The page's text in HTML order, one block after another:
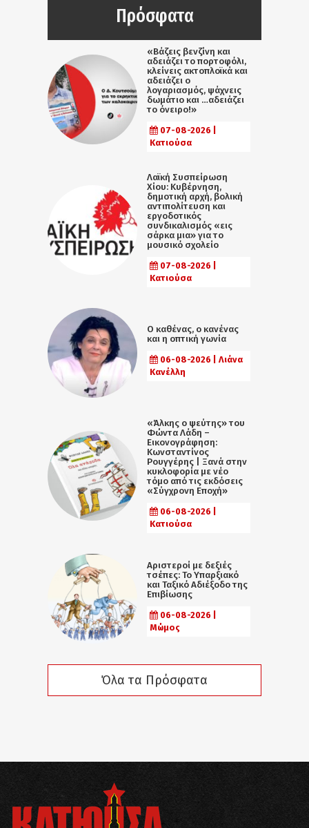
Πρόσφατα
«Βάζεις βενζίνη και
αδειάζει το πορτοφόλι,
κλείνεις ακτοπλοϊκά και
αδειάζει ο
λογαριασμός, ψάχνεις
δωμάτιο και …αδειάζει
το όνειρο!»
07-08-2026 |
Κατιούσα
Λαϊκή Συσπείρωση
Χίου: Κυβέρνηση,
δημοτική αρχή, βολική
αντιπολίτευση και
εργοδοτικός
συνδικαλισμός «εις
σάρκα μια» για το
μουσικό σχολείο
07-08-2026 |
Κατιούσα
Ο καθένας, ο κανένας
και η οπτική γωνία
06-08-2026 | Λιάνα
Κανέλλη
«Άλκης ο ψεύτης» του
Φώντα Λάδη –
Εικονογράφηση:
Κωνσταντίνος
Ρουγγέρης | Ξανά στην
κυκλοφορία με νέο
τόμο από τις εκδόσεις
«Σύγχρονη Εποχή»
06-08-2026 |
Κατιούσα
Αριστεροί με δεξιές
τσέπες: Το Υπαρξιακό
και Ταξικό Αδιέξοδο της
Επιβίωσης
06-08-2026 |
Μώμος
Όλα τα Πρόσφατα